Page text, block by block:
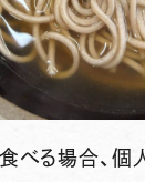
べる場合、個